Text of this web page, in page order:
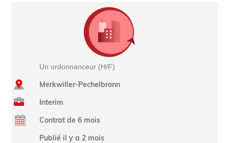
Un ordonnanceur (H/F)
Merkwiller-Pechelbronn
Interim
Contrat de 6 mois
Publié il y a 2 mois